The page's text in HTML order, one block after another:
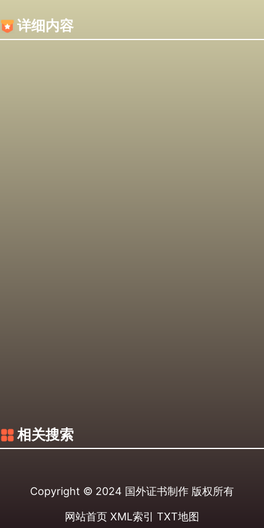
详细内容
相关搜索
Copyright © 2024 国外证书制作 版权所有
网站首页 XML索引 TXT地图